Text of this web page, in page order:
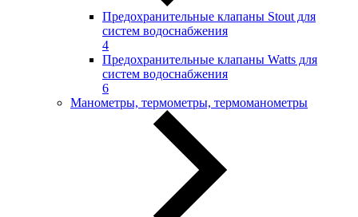
Предохранительные клапаны Stout для
систем водоснабжения
4
Предохранительные клапаны Watts для
систем водоснабжения
6
Манометры, термометры, термоманометры